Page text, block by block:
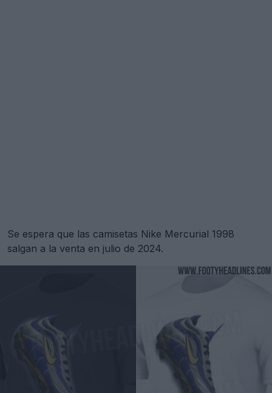
Se espera que las camisetas Nike Mercurial 1998
salgan a la venta en julio de 2024.